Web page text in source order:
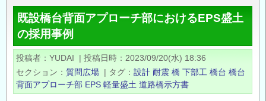
に
つ
い
て
ロ
ジ
ェ
ク
ト
で
の
既設橋台背面アプローチ部におけるEPS盛土
の採用事例
投稿者 YUDAI | 投稿日時
2023/09/20(水) 18:36
セクション
質問広場 | タグ 設計 耐震 橋 下部工 橋台 橋台
背面アプローチ部 EPS 軽量盛土 道路橋示方書